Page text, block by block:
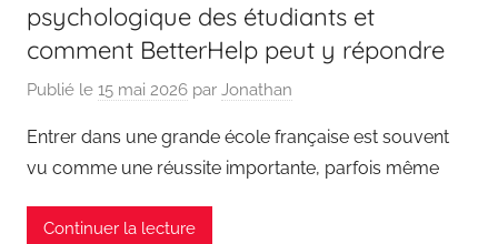
psychologique des étudiants et
comment BetterHelp peut y répondre
Publié le 15 mai 2026 par Jonathan
Entrer dans une grande école française est souvent
vu comme une réussite importante, parfois même
Continuer la lecture